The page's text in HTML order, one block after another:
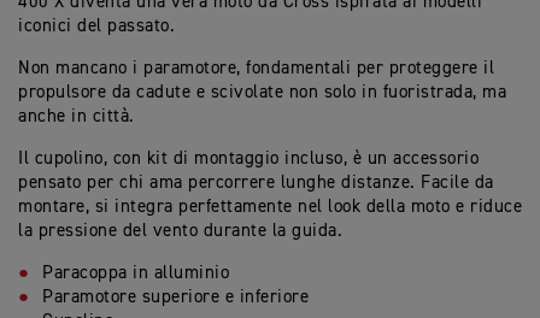
iconici del passato.
Non mancano i paramotore, fondamentali per proteggere il
propulsore da cadute e scivolate non solo in fuoristrada, ma
anche in città.
Il cupolino, con kit di montaggio incluso, è un accessorio
pensato per chi ama percorrere lunghe distanze. Facile da
montare, si integra perfettamente nel look della moto e riduce
la pressione del vento durante la guida.
Paracoppa in alluminio
Paramotore superiore e inferiore